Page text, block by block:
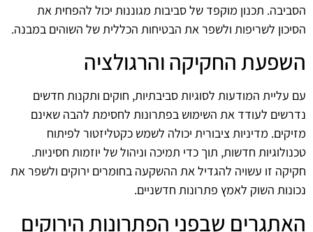
הסביבה. תכנון מוקפד של סביבות מגוננות יכול להפחית את
הסיכון לשריפות ולשפר את הבטיחות הכללית של השוהים במבנה.
השפעת החקיקה והרגולציה
עם עליית המודעות לסוגיות סביבתיות, חוקים ותקנות חדשים
נדרשים לעודד את השימוש בפתרונות לחסימת להבה שאינם
מזיקים. מדיניות ציבורית יכולה לשמש כקטליזטור לפיתוח
טכנולוגיות חדשות, תוך כדי תמיכה וניהול של יוזמות חסיניות.
חקיקה זו עשויה להגדיל את ההשקעה בחומרים ירוקים ולשפר את
נכונות השוק לאמץ פתרונות חדשניים.
האתגרים שבפני הפתרונות הירוקים